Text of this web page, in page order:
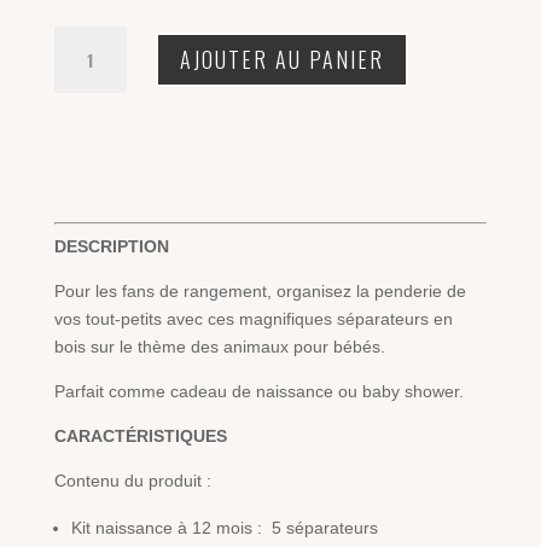
AJOUTER AU PANIER
DESCRIPTION
Pour les fans de rangement, organisez la penderie de
vos tout-petits avec ces magnifiques séparateurs en
bois sur le thème des animaux pour bébés.
Parfait comme cadeau de naissance ou baby shower.
CARACTÉRISTIQUES
Contenu du produit :
Kit naissance à 12 mois : 5 séparateurs